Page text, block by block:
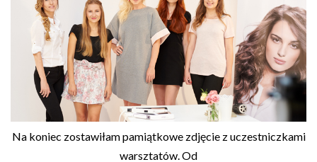
Na koniec zostawiłam pamiątkowe zdjęcie z uczestniczkami
warsztatów. Od